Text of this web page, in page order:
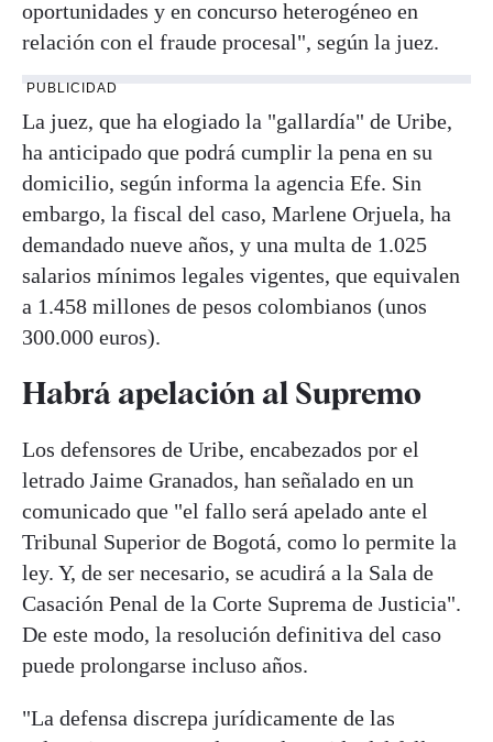
oportunidades y en concurso heterogéneo en
relación con el fraude procesal", según la juez.
PUBLICIDAD
La juez, que ha elogiado la "gallardía" de Uribe,
ha anticipado que podrá cumplir la pena en su
domicilio, según informa la agencia Efe. Sin
embargo, la fiscal del caso, Marlene Orjuela, ha
demandado nueve años, y una multa de 1.025
salarios mínimos legales vigentes, que equivalen
a 1.458 millones de pesos colombianos (unos
300.000 euros).
Habrá apelación al Supremo
Los defensores de Uribe, encabezados por el
letrado Jaime Granados, han señalado en un
comunicado que "el fallo será apelado ante el
Tribunal Superior de Bogotá, como lo permite la
ley. Y, de ser necesario, se acudirá a la Sala de
Casación Penal de la Corte Suprema de Justicia".
De este modo, la resolución definitiva del caso
puede prolongarse incluso años.
"La defensa discrepa jurídicamente de las